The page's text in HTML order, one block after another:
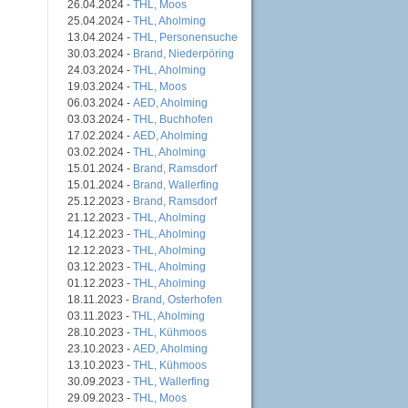
26.04.2024 - THL, Moos
25.04.2024 - THL, Aholming
13.04.2024 - THL, Personensuche
30.03.2024 - Brand, Niederpöring
24.03.2024 - THL, Aholming
19.03.2024 - THL, Moos
06.03.2024 - AED, Aholming
03.03.2024 - THL, Buchhofen
17.02.2024 - AED, Aholming
03.02.2024 - THL, Aholming
15.01.2024 - Brand, Ramsdorf
15.01.2024 - Brand, Wallerfing
25.12.2023 - Brand, Ramsdorf
21.12.2023 - THL, Aholming
14.12.2023 - THL, Aholming
12.12.2023 - THL, Aholming
03.12.2023 - THL, Aholming
01.12.2023 - THL, Aholming
18.11.2023 - Brand, Osterhofen
03.11.2023 - THL, Aholming
28.10.2023 - THL, Kühmoos
23.10.2023 - AED, Aholming
13.10.2023 - THL, Kühmoos
30.09.2023 - THL, Wallerfing
29.09.2023 - THL, Moos